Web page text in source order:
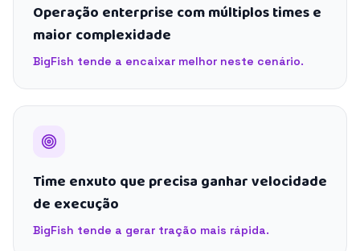
Operação enterprise com múltiplos times e
maior complexidade
BigFish tende a encaixar melhor neste cenário.
Time enxuto que precisa ganhar velocidade
de execução
BigFish tende a gerar tração mais rápida.